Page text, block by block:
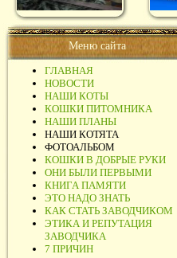
Меню сайта
ГЛАВНАЯ
НОВОСТИ
НАШИ КОТЫ
КОШКИ ПИТОМНИКА
НАШИ ПЛАНЫ
НАШИ КОТЯТА
ФОТОАЛЬБОМ
КОШКИ В ДОБРЫЕ РУКИ
ОНИ БЫЛИ ПЕРВЫМИ
КНИГА ПАМЯТИ
ЭТО НАДО ЗНАТЬ
КАК СТАТЬ ЗАВОДЧИКОМ
ЭТИКА И РЕПУТАЦИЯ
ЗАВОДЧИКА
7 ПРИЧИН